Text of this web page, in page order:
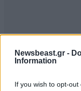
Newsbeast.gr -
Information
If you wish to opt-